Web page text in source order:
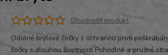
Ohodnotit produkt
Odolné brýlové čočky s ochranou proti
čočky s dlouhou životností Pohodlné a pružné